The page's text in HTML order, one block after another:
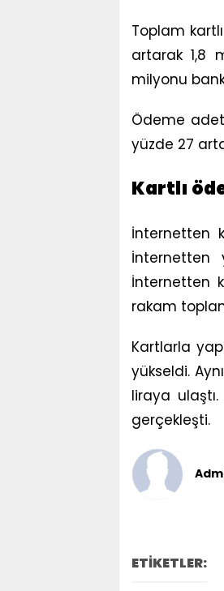
Toplam
artarak 1,8
milyonu
Ödeme
yüzde 27
Kartlı
İnternetten
İnternetten
İnternetten
rakam
Kartlarla
yükseldi.
liraya
gerçekleşti.
ETİKETLER: